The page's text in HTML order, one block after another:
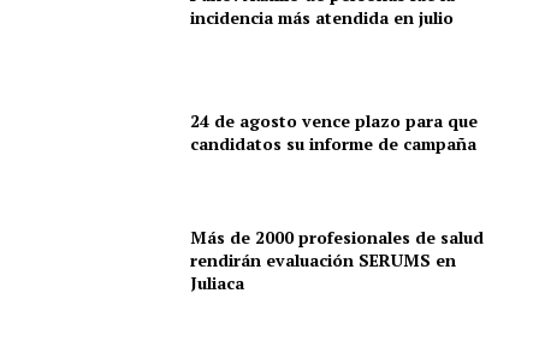
incidencia más atendida en julio
24 de agosto vence plazo para que
candidatos su informe de campaña
Más de 2000 profesionales de salud
rendirán evaluación SERUMS en
Juliaca